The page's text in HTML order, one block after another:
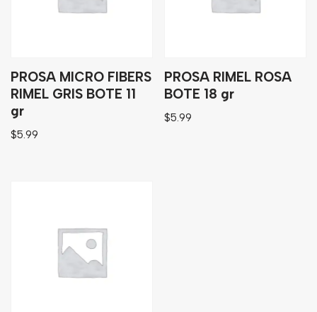
PROSA MICRO FIBERS
RIMEL GRIS BOTE 11
gr
$5.99
PROSA RIMEL ROSA
BOTE 18 gr
$5.99